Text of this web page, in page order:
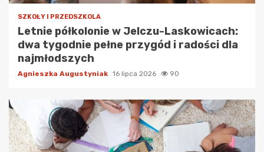
SZKOŁY I PRZEDSZKOLA
Letnie półkolonie w Jelczu-Laskowicach:
dwa tygodnie pełne przygód i radości dla
najmłodszych
Agnieszka Augustyniak 16 lipca 2026 90